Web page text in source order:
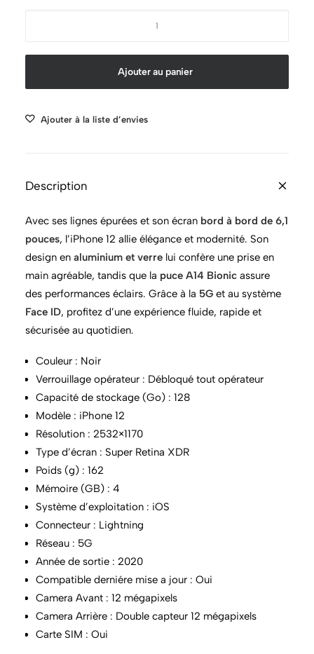
iPhone
128
Ajouter au panier
Ajouter à la liste d’envies
Description
Avec ses lignes épurées et son écran bord à bord de 6,1
pouces, l’iPhone 12 allie élégance et modernité. Son
design en aluminium et verre lui confère une prise en
main agréable, tandis que la puce A14 Bionic assure
des performances éclairs. Grâce à la 5G et au système
Face ID, profitez d’une expérience fluide, rapide et
sécurisée au quotidien.
Couleur : Noir
Verrouillage opérateur : Débloqué tout opérateur
Capacité de stockage (Go) : 128
Modèle : iPhone 12
Résolution : 2532×1170
Type d’écran : Super Retina XDR
Poids (g) : 162
Mémoire (GB) : 4
Système d’exploitation : iOS
Connecteur : Lightning
Réseau : 5G
Année de sortie : 2020
Compatible derniére mise a jour : Oui
Camera Avant : 12 mégapixels
Camera Arrière : Double capteur 12 mégapixels
Carte SIM : Oui